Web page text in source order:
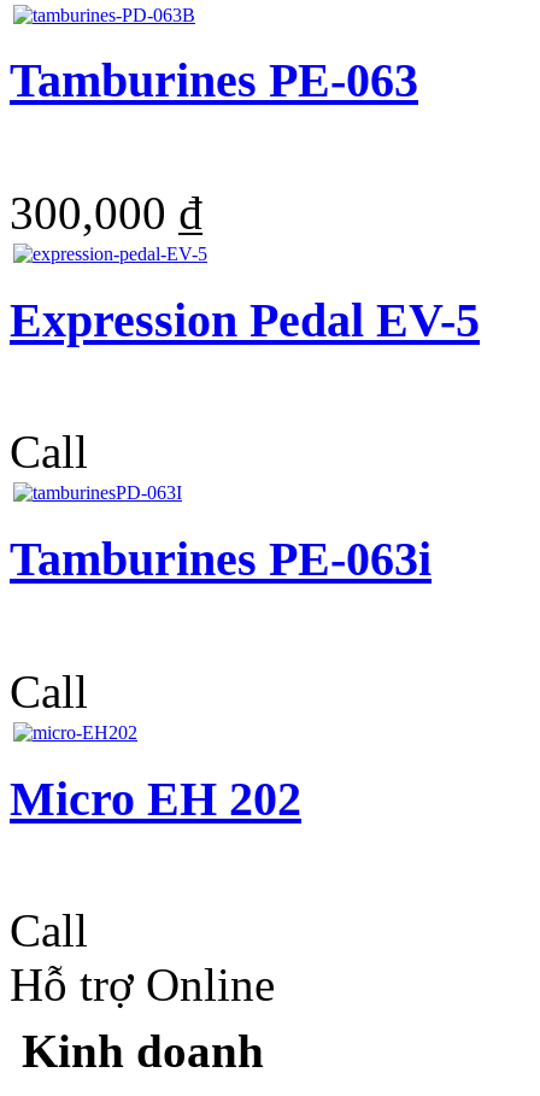
Tamburines PE-063
300,000 ₫
Expression Pedal EV-5
Call
Tamburines PE-063i
Call
Micro EH 202
Call
Hỗ trợ Online
Kinh doanh